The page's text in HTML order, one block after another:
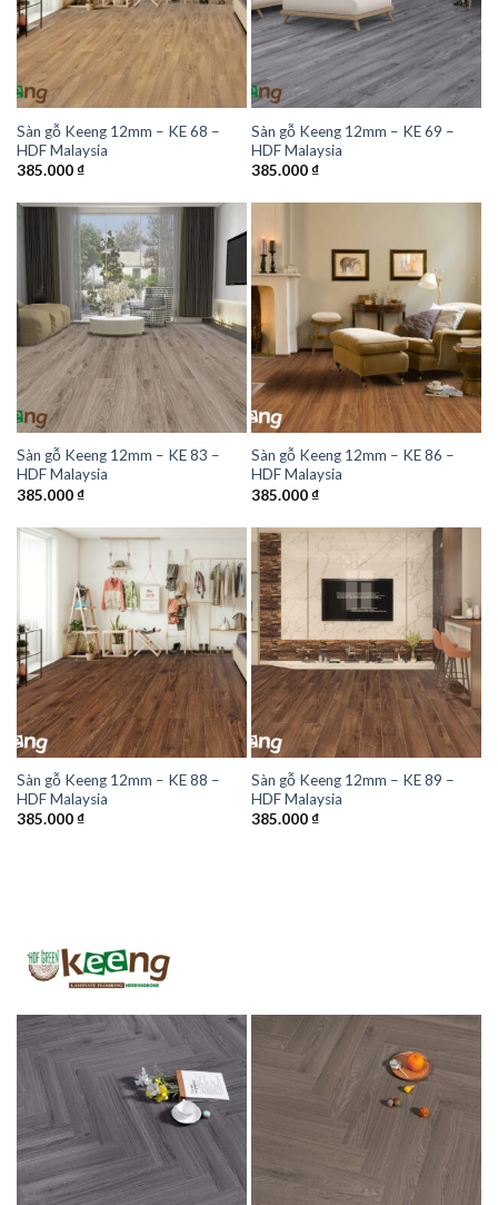
Sàn gỗ Keeng 12mm – KE 68 –
HDF Malaysia
385.000₫
Sàn gỗ Keeng 12mm – KE 69 –
HDF Malaysia
385.000₫
Sàn gỗ Keeng 12mm – KE 83 –
HDF Malaysia
385.000₫
Sàn gỗ Keeng 12mm – KE 86 –
HDF Malaysia
385.000₫
Sàn gỗ Keeng 12mm – KE 88 –
HDF Malaysia
385.000₫
Sàn gỗ Keeng 12mm – KE 89 –
HDF Malaysia
385.000₫